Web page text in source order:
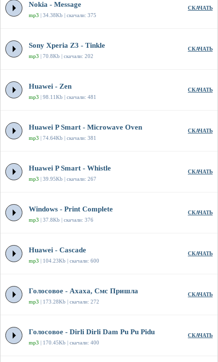
Nokia - Message
mp3 | 34.38Kb | скачали: 375
СКАЧАТЬ
Sony Xperia Z3 - Tinkle
mp3 | 70.8Kb | скачали: 202
СКАЧАТЬ
Huawei - Zen
mp3 | 98.11Kb | скачали: 481
СКАЧАТЬ
Huawei P Smart - Microwave Oven
mp3 | 74.64Kb | скачали: 381
СКАЧАТЬ
Huawei P Smart - Whistle
mp3 | 39.95Kb | скачали: 267
СКАЧАТЬ
Windows - Print Complete
mp3 | 37.8Kb | скачали: 376
СКАЧАТЬ
Huawei - Cascade
mp3 | 104.23Kb | скачали: 600
СКАЧАТЬ
Голосовое - Ахаха, Смс Пришла
mp3 | 173.28Kb | скачали: 272
СКАЧАТЬ
Голосовое - Dirli Dirli Dam Pu Pu Pidu
mp3 | 170.45Kb | скачали: 400
СКАЧАТЬ